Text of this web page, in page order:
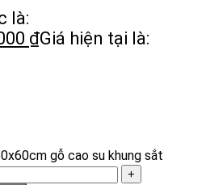
là:
₫Giá hiện tại là:
gỗ cao su khung sắt